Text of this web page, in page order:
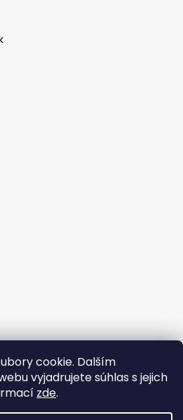
cookie. Dalším
vyjadrujete súhlas s jejich
zde.
na Instagrame